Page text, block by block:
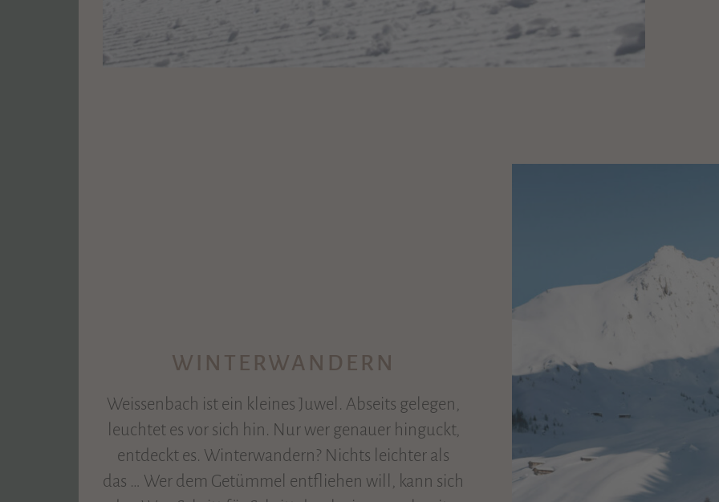
WINTERWANDERN
Weissenbach ist ein kleines Juwel. Abseits gelegen,
leuchtet es vor sich hin. Nur wer genauer hinguckt,
entdeckt es. Winterwandern? Nichts leichter als
das … Wer dem Getümmel entfliehen will, kann sich